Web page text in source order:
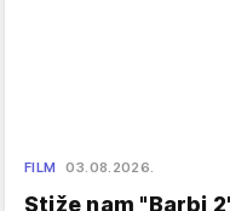
FILM 03.08.2026.
Stiže nam "Barbi